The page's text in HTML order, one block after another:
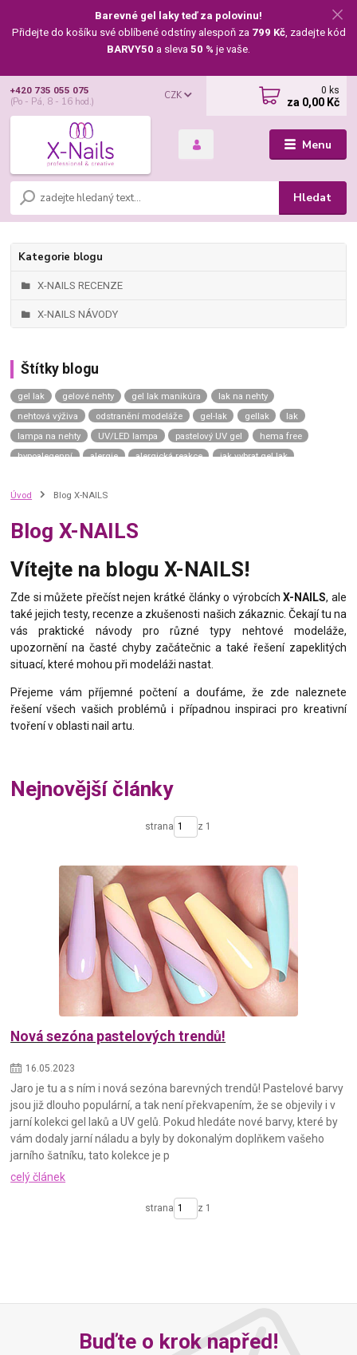
Barevné gel laky teď za polovinu!
Přidejte do košíku své oblíbené odstíny alespoň za 799 Kč, zadejte kód
BARVY50 a sleva 50 % je vaše.
Menu
CZK
Hledat
+420 735 055 075
(Po - Pá, 8 - 16 hod.)
0 ks
za 0,00 Kč
Kategorie blogu
X-NAILS RECENZE
X-NAILS NÁVODY
Štítky blogu
gel lak gelové nehty gel lak manikúra
lak na nehty
nehtová výživa
odstranění modeláže gel-lak gellak
lak
lampa na nehty
UV/LED lampa pastelový UV gel
hema free
hypoalegenní
alergie alergická reakce
jak vybrat gel lak
top coat universe
top coat neptune
top coat mercury dream
uv gel top coat
japonská manikúra
japonský p-shine
vyživující lak na nehty
výživný lak na nehty
complete repair care gel
green spa
calcium gel
nail hardener vitamin bomb
zničené nehty
slabé nehty
kondicionér na nehty tenké nehty
thermo gel lak
termo lak
Úvod Blog X-NAILS
Blog X-NAILS
Vítejte na blogu X-NAILS!
Zde si můžete přečíst nejen krátké články o výrobcíchX-NAILS, ale
také jejich testy, recenze a zkušenosti našich zákaznic. Čekají tu na
vás praktické návody pro různé typy nehtové modeláže,
upozornění na časté chyby začátečnic a také řešení zapeklitých
situací, které mohou při modeláži nastat.
Přejeme vám příjemné počtení a doufáme, že zde naleznete
řešení všech vašich problémů i případnou inspiraci pro kreativní
tvoření v oblasti nail artu.
Nejnovější články
strana z 1
Nová sezóna pastelových trendů!
16 05 2023
Jaro je tu a s ním i nová sezóna barevných trendů! Pastelové barvy
jsou již dlouho populární, a tak není překvapením, že se objevily i v
jarní kolekci gel laků a UV gelů. Pokud hledáte nové barvy, které by
vám dodaly jarní náladu a byly by dokonalým doplňkem vašeho
jarního šatníku, tato kolekce je p
celý článek
strana z 1
Buďte o krok napřed!